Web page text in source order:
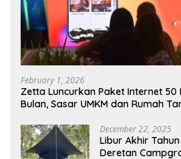
February 1, 2026
Zetta Luncurkan Paket Internet 50
Bulan, Sasar UMKM dan Rumah
December 22, 2025
Libur Akhir
Deretan